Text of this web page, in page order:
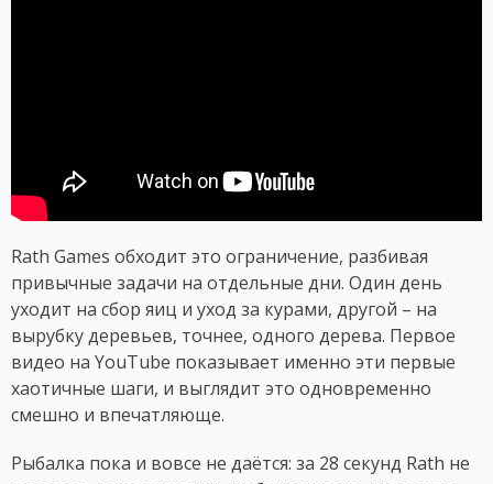
Rath Games обходит это ограничение, разбивая
привычные задачи на отдельные дни. Один день
уходит на сбор яиц и уход за курами, другой – на
вырубку деревьев, точнее, одного дерева. Первое
видео на YouTube показывает именно эти первые
хаотичные шаги, и выглядит это одновременно
смешно и впечатляюще.
Рыбалка пока и вовсе не даётся: за 28 секунд Rath не